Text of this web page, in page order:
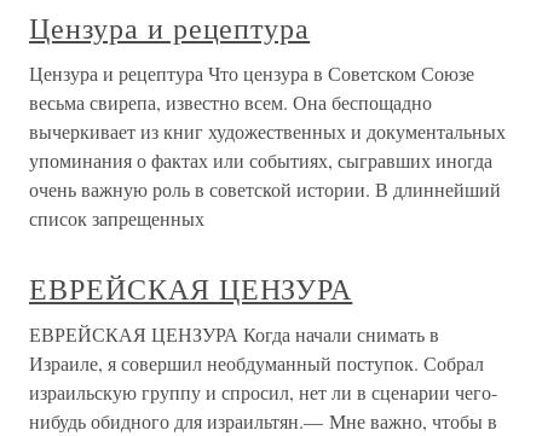
Цензура и рецептура
Цензура и рецептура Что цензура в Советском Союзе
весьма свирепа, известно всем. Она беспощадно
вычеркивает из книг художественных и документальных
упоминания о фактах или событиях, сыгравших иногда
очень важную роль в советской истории. В длиннейший
список запрещенных
ЕВРЕЙСКАЯ ЦЕНЗУРА
ЕВРЕЙСКАЯ ЦЕНЗУРА Когда начали снимать в
Израиле, я совершил необдуманный поступок. Собрал
израильскую группу и спросил, нет ли в сценарии чего-
нибудь обидного для израильтян.— Мне важно, чтобы в